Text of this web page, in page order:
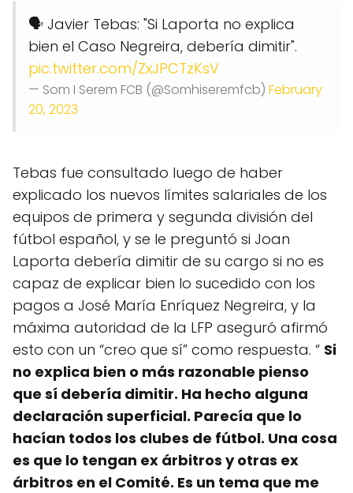
🗣️ Javier Tebas: "Si Laporta no explica
bien el Caso Negreira, debería dimitir".
pic.twitter.com/ZxJPCTzKsV
— Som I Serem FCB (@Somhiseremfcb) February
20, 2023
Tebas fue consultado luego de haber
explicado los nuevos límites salariales de los
equipos de primera y segunda división del
fútbol español, y se le preguntó si Joan
Laporta debería dimitir de su cargo si no es
capaz de explicar bien lo sucedido con los
pagos a José María Enríquez Negreira, y la
máxima autoridad de la LFP aseguró afirmó
esto con un “creo que sí” como respuesta. “ Si
no explica bien o más razonable pienso
que sí debería dimitir. Ha hecho alguna
declaración superficial. Parecía que lo
hacían todos los clubes de fútbol. Una cosa
es que lo tengan ex árbitros y otras ex
árbitros en el Comité. Es un tema que me